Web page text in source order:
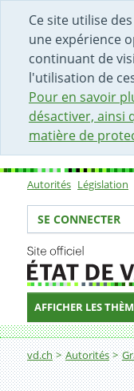
Ce site utilise
une expérience
continuant de
l'utilisation de
Pour en savoir
désactiver, ainsi
matière de
DÉBUT DU
ACCÈS AU
PAGE D'ACCUEIL
FORMULAIRE DE
Sous-
Autorités Législation
Votre
SE CONNECTER
AFFICHER LES
Fil
vd.ch Autorités